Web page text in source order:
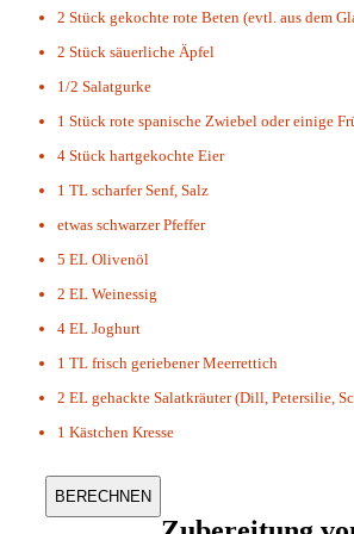
2 Stück gekochte rote Beten (evtl. aus dem
2 Stück säuerliche Äpfel
1/2 Salatgurke
1 Stück rote spanische Zwiebel oder einige
4 Stück hartgekochte Eier
1 TL scharfer Senf, Salz
etwas schwarzer Pfeffer
5 EL Olivenöl
2 EL Weinessig
4 EL Joghurt
1 TL frisch geriebener Meerrettich
2 EL gehackte Salatkräuter (Dill, Petersilie,
1 Kästchen Kresse